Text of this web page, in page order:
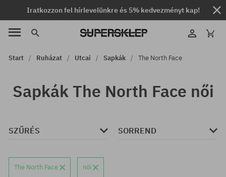
Iratkozzon fel hírlevelünkre és 5% kedvezményt kap!
Start Ruházat Utcai Sapkák The North Face
Sapkák The North Face női
SZŰRÉS SORREND
The North Face női